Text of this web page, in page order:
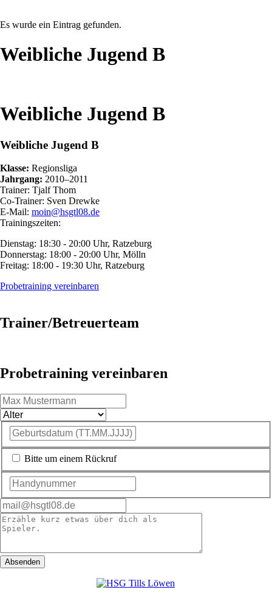
Es wurde ein Eintrag gefunden.
Weibliche Jugend B
Weibliche Jugend B
Weibliche Jugend B
Klasse: Regionsliga
Jahrgang: 2010–2011
Trainer: Tjalf Thom
Co-Trainer: Sven Drewke
E-Mail: moin@hsgtl08.de
Trainingszeiten:
Dienstag: 18:30 - 20:00 Uhr, Ratzeburg
Donnerstag: 18:00 - 20:00 Uhr, Mölln
Freitag: 18:00 - 19:30 Uhr, Ratzeburg
Probetraining vereinbaren
Trainer/Betreuerteam
Probetraining vereinbaren
Bitte um einem Rückruf
Absenden